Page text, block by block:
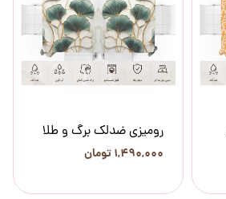
رومیزی ضدلک برگ و طلا
۱,۴۹۰,۰۰۰ تومان